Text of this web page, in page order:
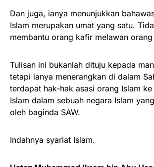
Dan juga, ianya menunjukkan
Islam merupakan umat yang satu.
membantu orang kafir melawan orang
Tulisan ini bukanlah dituju kepada
tetapi ianya menerangkan di dalam
terdapat hak-hak asasi orang Islam
Islam dalam sebuah negara Islam
oleh baginda SAW.
Indahnya syariat Islam.